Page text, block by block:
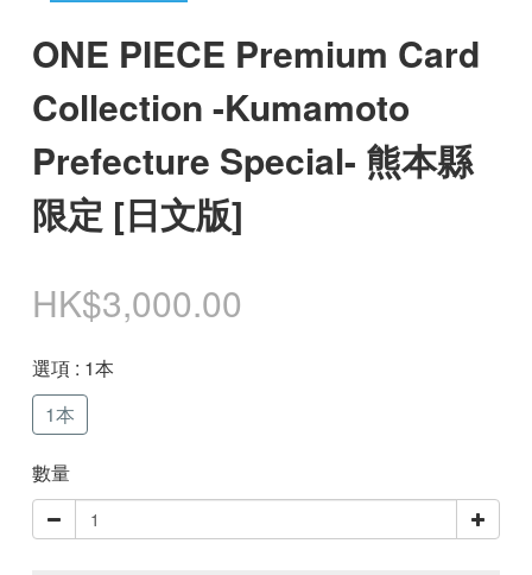
ONE PIECE Premium Card
Collection -Kumamoto
Prefecture Special- 熊本縣
限定 [日文版]
HK$3,000.00
選項 : 1本
1本
數量